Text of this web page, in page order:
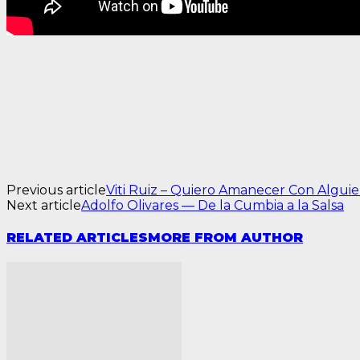
Previous articleViti Ruiz – Quiero Amanecer Con
Next articleAdolfo Olivares — De la Cumbia a la Salsa
RELATED ARTICLESMORE FROM AUTHOR